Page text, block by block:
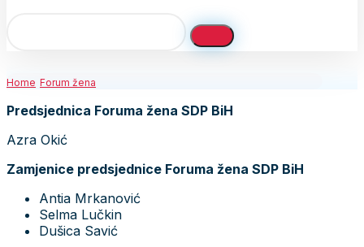
Home Forum žena
Predsjednica Foruma žena SDP BiH
Azra Okić
Zamjenice predsjednice Foruma žena SDP BiH
Antia Mrkanović
Selma Lučkin
Dušica Savić